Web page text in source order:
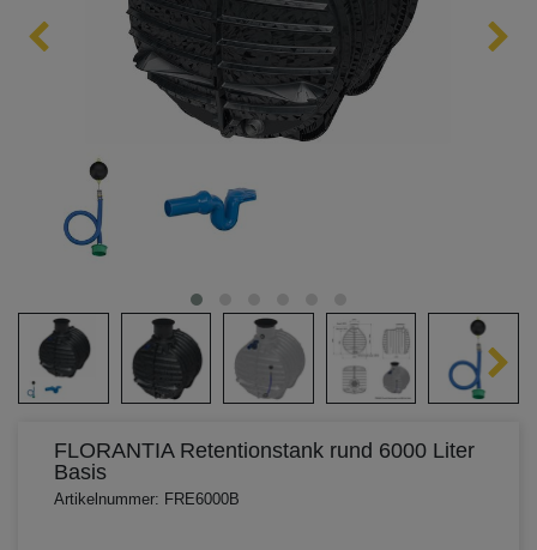
FLORANTIA Retentionstank rund 6000 Liter
Basis
Artikelnummer: FRE6000B